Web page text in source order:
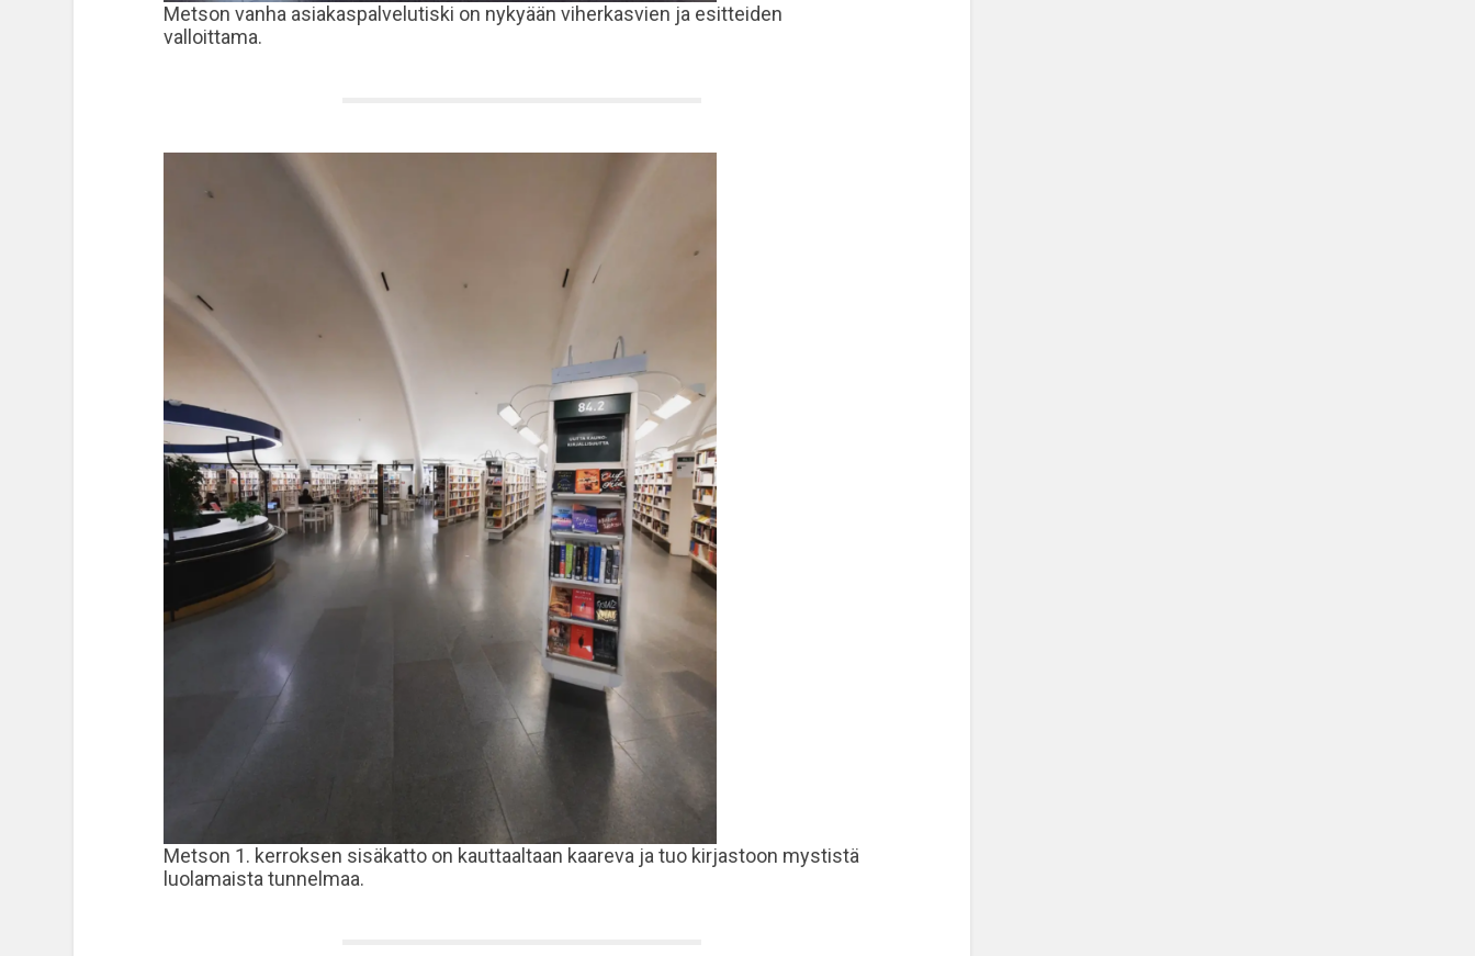
Metson vanha asiakaspalvelutiski on nykyään viherkasvien ja esitteiden
valloittama.
Metson 1. kerroksen sisäkatto on kauttaaltaan kaareva ja tuo kirjastoon mystistä
luolamaista tunnelmaa.